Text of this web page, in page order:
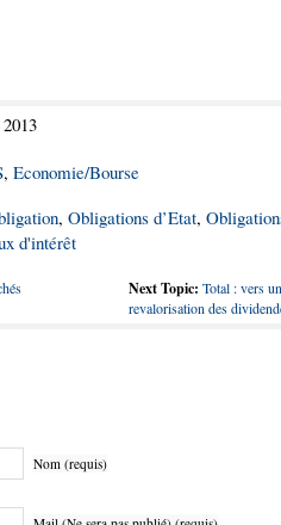
, Economie/Bourse
, Obligations d’Etat,
d'intérêt
Next Topic: Total : vers
revalorisation des
Nom (requis)